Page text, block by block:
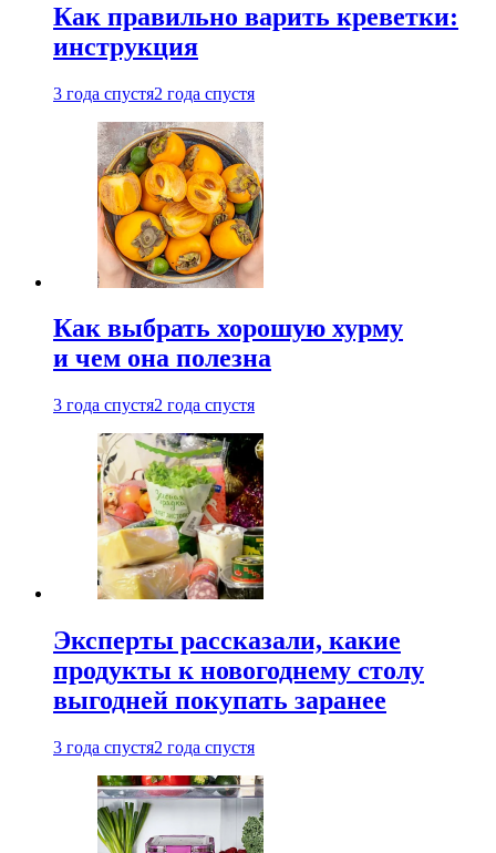
Как правильно варить креветки:
инструкция
3 года спустя2 года спустя
Как выбрать хорошую хурму
и чем она полезна
3 года спустя2 года спустя
Эксперты рассказали, какие
продукты к новогоднему столу
выгодней покупать заранее
3 года спустя2 года спустя